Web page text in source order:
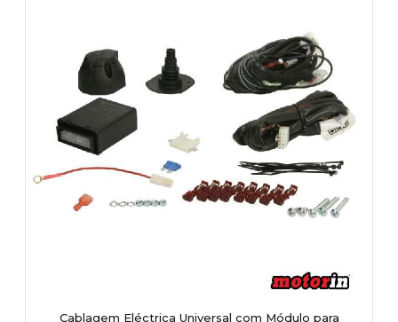
Cablagem Eléctrica Universal com Módulo para